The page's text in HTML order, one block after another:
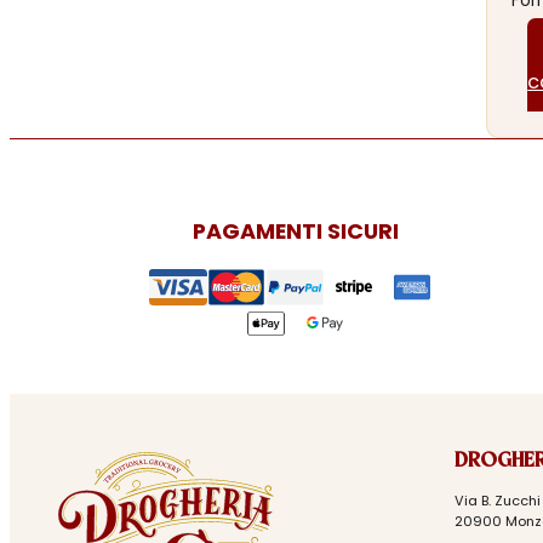
PAGAMENTI SICURI
Via B. Zucchi
20900